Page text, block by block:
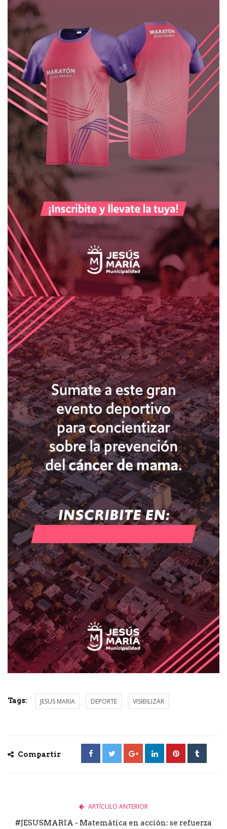
Tags: JESUS MARIA DEPORTE VISIBILIZAR
Compartir
ARTÍCULO ANTERIOR
#JESUSMARIA - Matemática en acción: se refuerza